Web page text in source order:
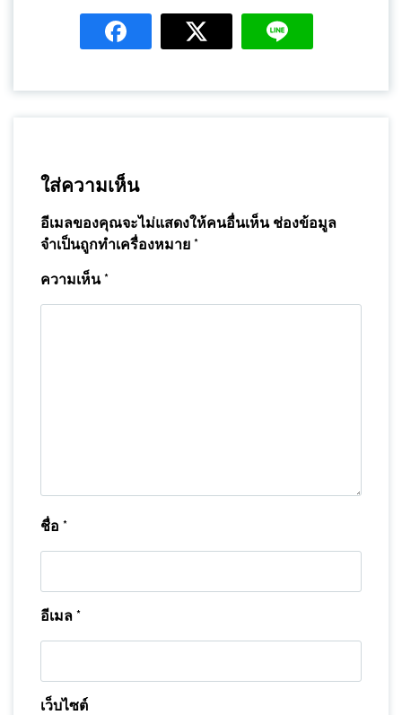
ใส่ความเห็น
อีเมลของคุณจะไม่แสดงให้คนอื่นเห็น ช่องข้อมูล
จำเป็นถูกทำเครื่องหมาย *
ความเห็น*
ชื่อ *
อีเมล *
เว็บไซต์